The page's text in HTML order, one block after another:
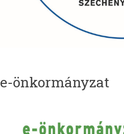
e-önkormányzat